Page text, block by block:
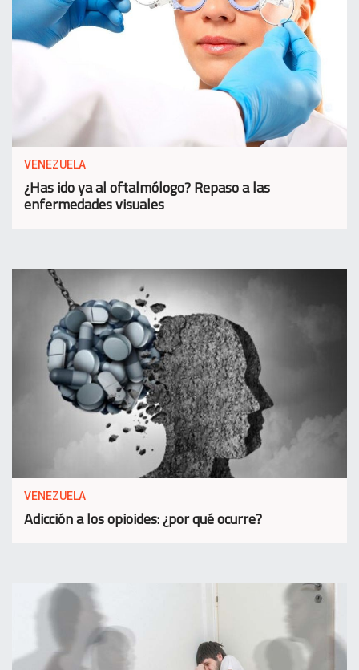
VENEZUELA
¿Has ido ya al oftalmólogo? Repaso a las
enfermedades visuales
VENEZUELA
Adicción a los opioides: ¿por qué ocurre?